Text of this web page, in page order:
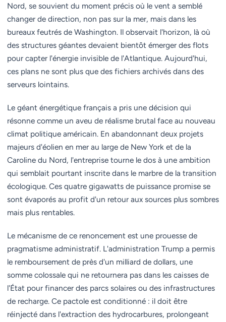
Nord, se souvient du moment précis où le vent a semblé
changer de direction, non pas sur la mer, mais dans les
bureaux feutrés de Washington. Il observait l'horizon, là où
des structures géantes devaient bientôt émerger des flots
pour capter l'énergie invisible de l'Atlantique. Aujourd'hui,
ces plans ne sont plus que des fichiers archivés dans des
serveurs lointains.
Le géant énergétique français a pris une décision qui
résonne comme un aveu de réalisme brutal face au nouveau
climat politique américain. En abandonnant deux projets
majeurs d'éolien en mer au large de New York et de la
Caroline du Nord, l'entreprise tourne le dos à une ambition
qui semblait pourtant inscrite dans le marbre de la transition
écologique. Ces quatre gigawatts de puissance promise se
sont évaporés au profit d'un retour aux sources plus sombres
mais plus rentables.
Le mécanisme de ce renoncement est une prouesse de
pragmatisme administratif. L'administration Trump a permis
le remboursement de près d'un milliard de dollars, une
somme colossale qui ne retournera pas dans les caisses de
l'État pour financer des parcs solaires ou des infrastructures
de recharge. Ce pactole est conditionné : il doit être
réinjecté dans l'extraction des hydrocarbures, prolongeant